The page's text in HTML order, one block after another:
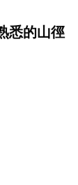
悉的山徑